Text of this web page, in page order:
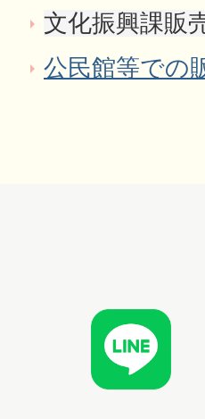
文化振興課販
公民館等での